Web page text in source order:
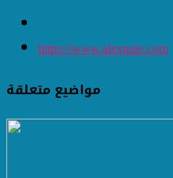
https://www.alexgate.com
مواضيع متعلقة